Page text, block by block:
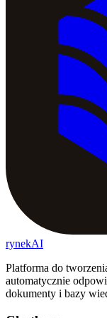
rynekAI
Platforma do
automatycznie
dokumenty i bazy